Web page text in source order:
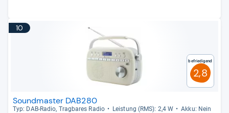
10
Befriedigend
2,8
Soundmaster DAB280
Typ: DAB-​Radio, Trag­ba­res Radio Leis­tung (RMS): 2,4 W
Akku: Nein